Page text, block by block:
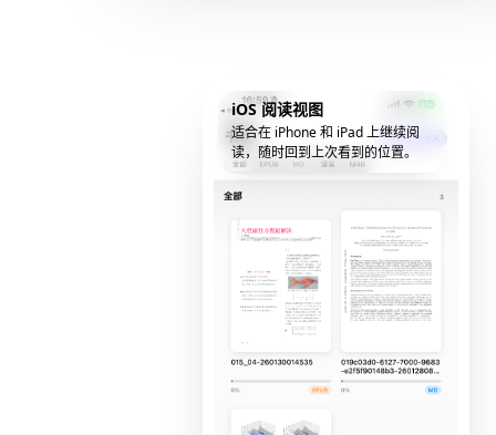
iOS 阅读视图
适合在 iPhone 和 iPad 上继续阅
读，随时回到上次看到的位置。